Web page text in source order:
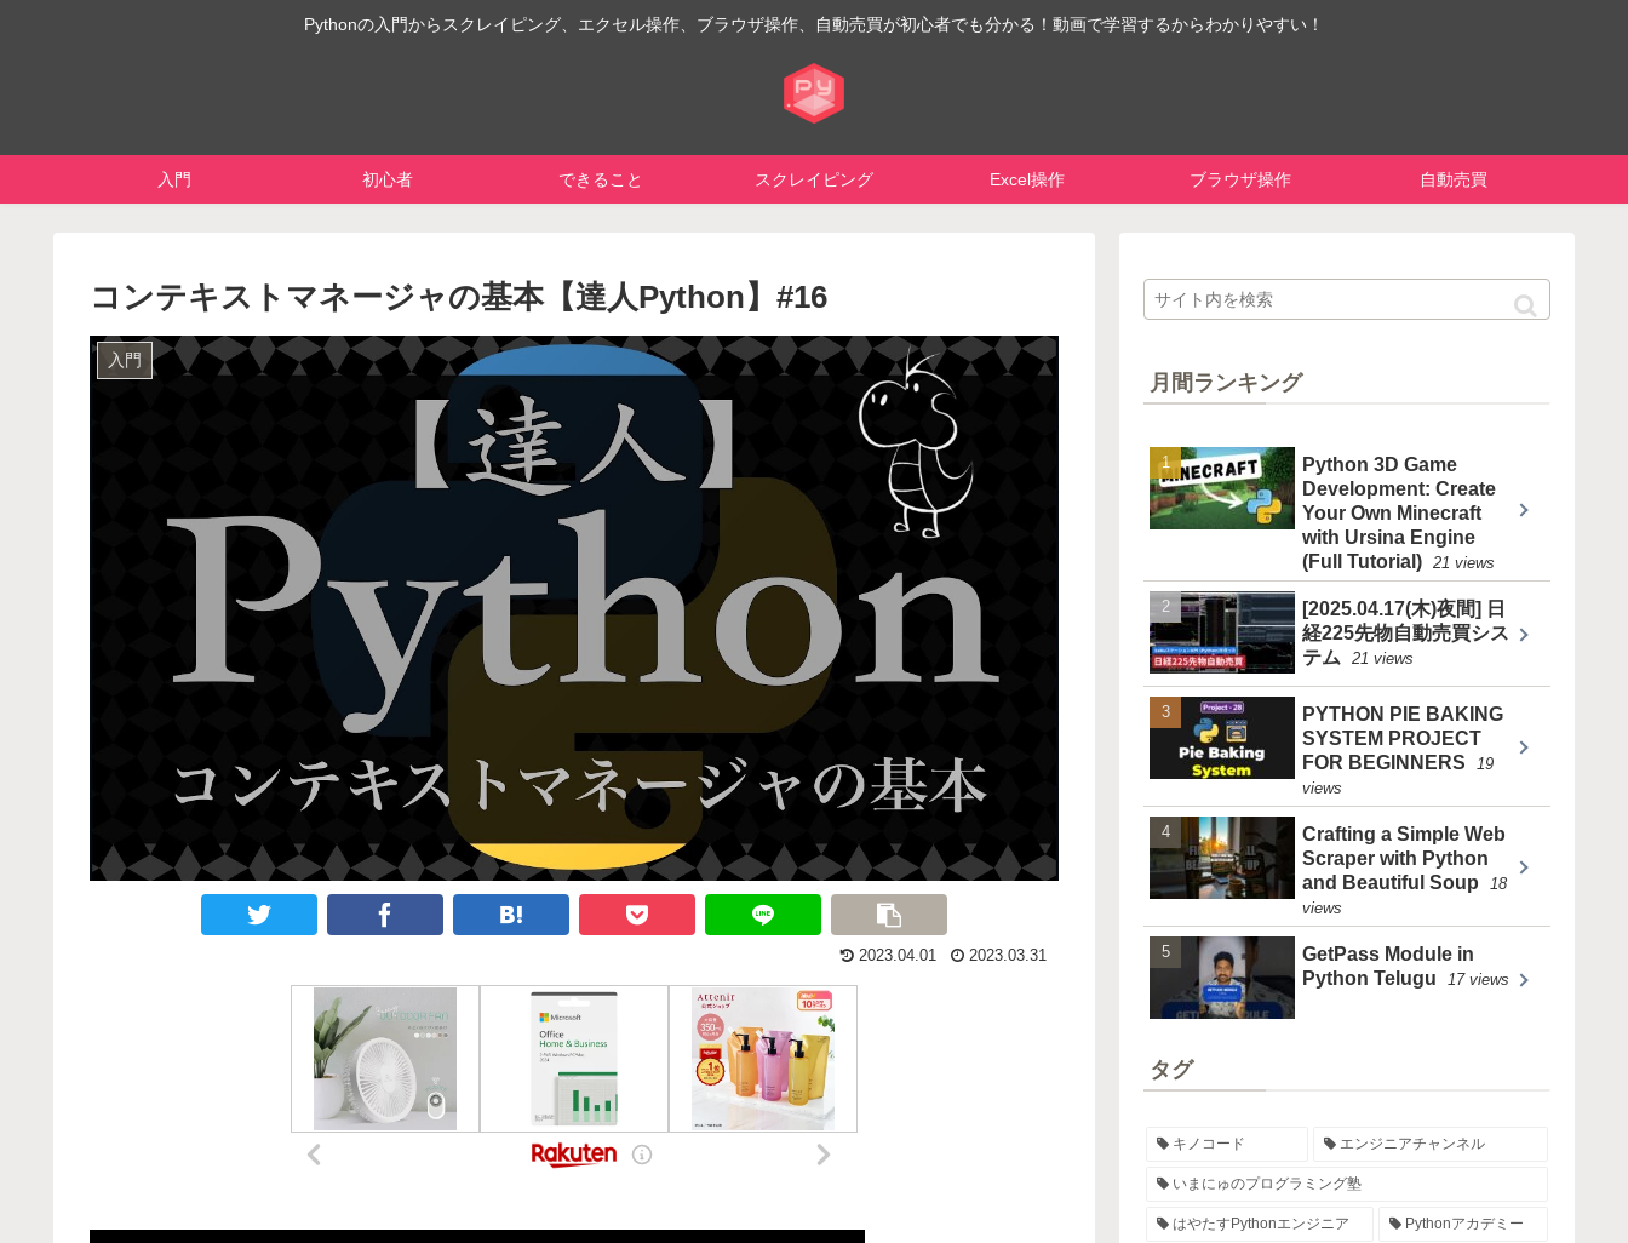
Pythonの入門からスクレイピング、エクセル操作、ブラウザ操作、自動売買が初心者でも分かる！動画で学習するからわかりやすい！
入門 初心者 できること スクレイピング Excel操作 ブラウザ操作 自動売買
コンテキストマネージャの基本【達人Python】#16
入門
2023.04.01 2023.03.31
月間ランキング
Python 3D Game
Development: Create
Your Own Minecraft
with Ursina Engine
(Full Tutorial) 21 views
[2025.04.17(木)夜間] 日
経225先物自動売買シス
テム
21 views
PYTHON PIE BAKING
SYSTEM PROJECT
FOR BEGINNERS
19
views
Crafting a Simple Web
Scraper with Python
and Beautiful Soup
18
views
GetPass Module in
Python Telugu
17 views
タグ
キノコード エンジニアチャンネル
いまにゅのプログラミング塾
はやたすPythonエンジニア Pythonアカデミー